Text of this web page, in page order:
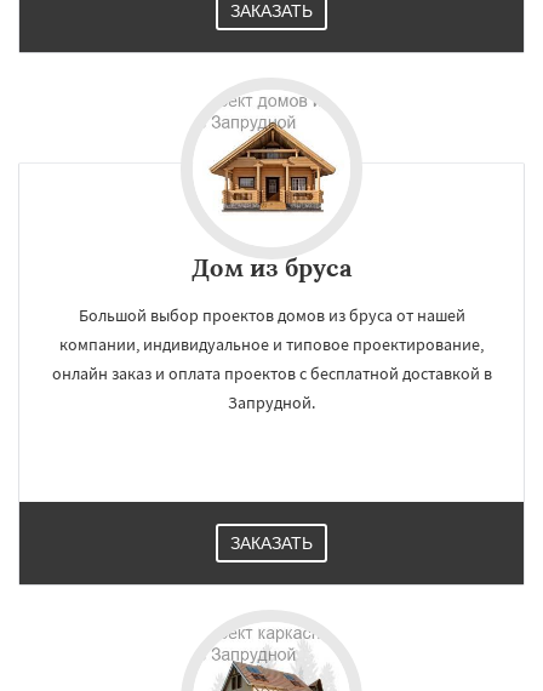
ЗАКАЗАТЬ
Дом из бруса
Большой выбор проектов домов из бруса от нашей
компании, индивидуальное и типовое проектирование,
онлайн заказ и оплата проектов с бесплатной доставкой в
Запрудной.
ЗАКАЗАТЬ